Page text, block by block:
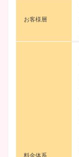
お客様層
料金体系